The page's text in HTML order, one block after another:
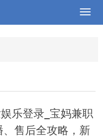
乐登录_宝妈兼职
售后全攻略，新